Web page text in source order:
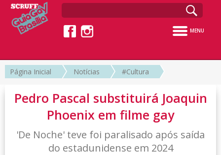
MENU
Página Inicial Notícias #Cultura
Pedro Pascal substituirá Joaquin
Phoenix em filme gay
'De Noche' teve foi paralisado após saída
do estadunidense em 2024